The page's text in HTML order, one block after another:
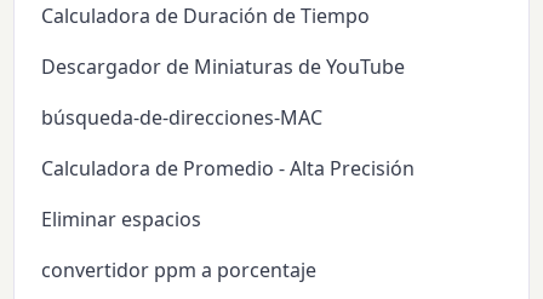
Calculadora de Duración de Tiempo
Descargador de Miniaturas de YouTube
búsqueda-de-direcciones-MAC
Calculadora de Promedio - Alta Precisión
Eliminar espacios
convertidor ppm a porcentaje